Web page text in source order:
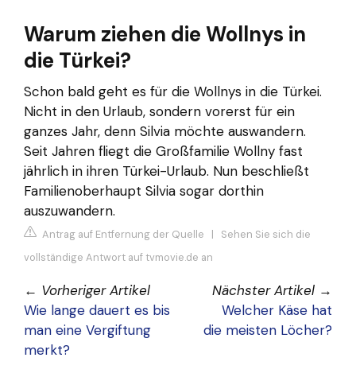
Warum ziehen die Wollnys in
die Türkei?
Schon bald geht es für die Wollnys in die Türkei.
Nicht in den Urlaub, sondern vorerst für ein
ganzes Jahr, denn Silvia möchte auswandern.
Seit Jahren fliegt die Großfamilie Wollny fast
jährlich in ihren Türkei-Urlaub. Nun beschließt
Familienoberhaupt Silvia sogar dorthin
auszuwandern.
Antrag auf Entfernung der Quelle | Sehen Sie sich die
vollständige Antwort auf tvmovie.de an
← Vorheriger Artikel
Wie lange dauert es bis
man eine Vergiftung
merkt?
Nächster Artikel →
Welcher Käse hat
die meisten Löcher?